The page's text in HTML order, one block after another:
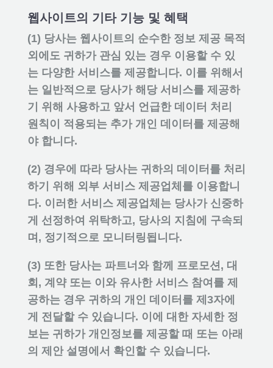
웹사이트의 기타 기능 및 혜택
(1) 당사는 웹사이트의 순수한 정보 제공 목적
외에도 귀하가 관심 있는 경우 이용할 수 있
는 다양한 서비스를 제공합니다. 이를 위해서
는 일반적으로 당사가 해당 서비스를 제공하
기 위해 사용하고 앞서 언급한 데이터 처리
원칙이 적용되는 추가 개인 데이터를 제공해
야 합니다.
(2) 경우에 따라 당사는 귀하의 데이터를 처리
하기 위해 외부 서비스 제공업체를 이용합니
다. 이러한 서비스 제공업체는 당사가 신중하
게 선정하여 위탁하고, 당사의 지침에 구속되
며, 정기적으로 모니터링됩니다.
(3) 또한 당사는 파트너와 함께 프로모션, 대
회, 계약 또는 이와 유사한 서비스 참여를 제
공하는 경우 귀하의 개인 데이터를 제3자에
게 전달할 수 있습니다. 이에 대한 자세한 정
보는 귀하가 개인정보를 제공할 때 또는 아래
의 제안 설명에서 확인할 수 있습니다.